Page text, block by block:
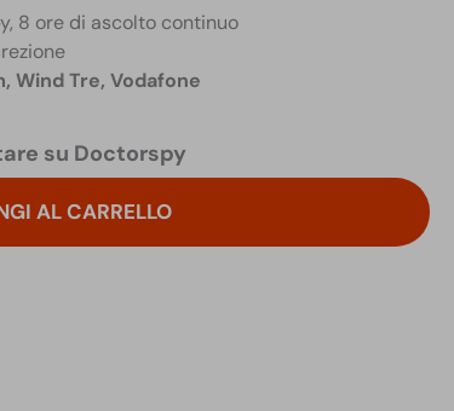
8 ore di ascolto continuo
Wind Tre, Vodafone
AL CARRELLO
su Doctorspy